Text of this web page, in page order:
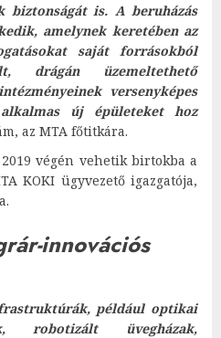
biztonságát is. A beruházás
amelynek keretében az
saját forrásokból
drágán üzemeltethető
versenyképes
új épületeket hoz
az MTA főtitkára.
végén vehetik birtokba a
KOKI ügyvezető igazgatója,
innovációs
például optikai
robotizált üvegházak,